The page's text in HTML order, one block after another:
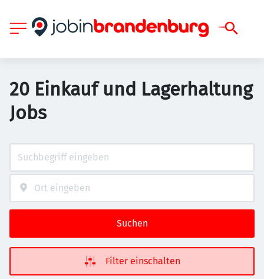
20 Einkauf und Lagerhaltung
Jobs
Suchen
Filter einschalten